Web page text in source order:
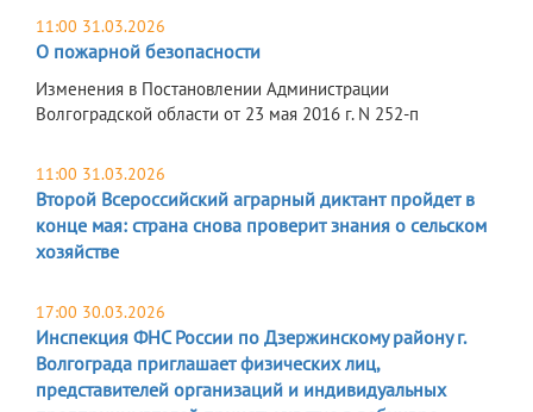
11:00 31.03.2026
О пожарной безопасности
Изменения в Постановлении Администрации
Волгоградской области от 23 мая 2016 г. N 252-п
11:00 31.03.2026
Второй Всероссийский аграрный диктант пройдет в
конце мая: страна снова проверит знания о сельском
хозяйстве
17:00 30.03.2026
Инспекция ФНС России по Дзержинскому району г.
Волгограда приглашает физических лиц,
представителей организаций и индивидуальных